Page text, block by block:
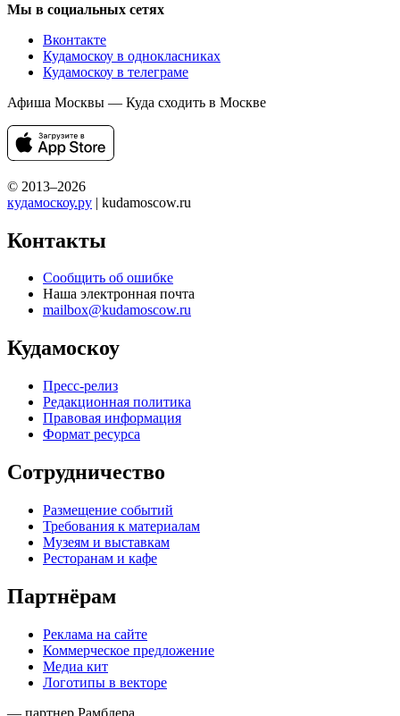
Мы в социальных сетях
Вконтакте
Кудамоскоу в однокласниках
Кудамоскоу в телеграме
Афиша Москвы — Куда сходить в Москве
© 2013–2026
кудамоскоу.ру | kudamoscow.ru
Контакты
Сообщить об ошибке
Наша электронная почта
mailbox@kudamoscow.ru
Кудамоскоу
Пресс-релиз
Редакционная политика
Правовая информация
Формат ресурса
Сотрудничество
Размещение событий
Требования к материалам
Музеям и выставкам
Ресторанам и кафе
Партнёрам
Реклама на сайте
Коммерческое предложение
Медиа кит
Логотипы в векторе
— партнер Рамблера